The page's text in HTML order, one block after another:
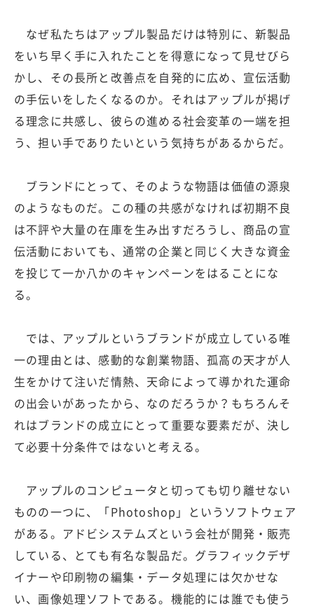
なぜ私たちはアップル製品だけは特別に、新製品
をいち早く手に入れたことを得意になって見せびら
かし、その長所と改善点を自発的に広め、宣伝活動
の手伝いをしたくなるのか。それはアップルが掲げ
る理念に共感し、彼らの進める社会変革の一端を担
う、担い手でありたいという気持ちがあるからだ。
ブランドにとって、そのような物語は価値の源泉
のようなものだ。この種の共感がなければ初期不良
は不評や大量の在庫を生み出すだろうし、商品の宣
伝活動においても、通常の企業と同じく大きな資金
を投じて一か八かのキャンペーンをはることにな
る。
では、アップルというブランドが成立している唯
一の理由とは、感動的な創業物語、孤高の天才が人
生をかけて注いだ情熱、天命によって導かれた運命
の出会いがあったから、なのだろうか？もちろんそ
れはブランドの成立にとって重要な要素だが、決し
て必要十分条件ではないと考える。
アップルのコンピュータと切っても切り離せない
ものの一つに、「Photoshop」というソフトウェア
がある。アドビシステムズという会社が開発・販売
している、とても有名な製品だ。グラフィックデザ
イナーや印刷物の編集・データ処理には欠かせな
い、画像処理ソフトである。機能的には誰でも使う